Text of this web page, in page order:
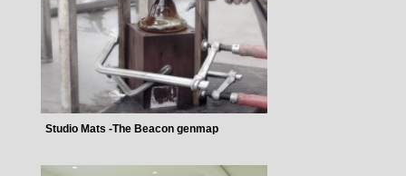
Studio Mats -The Beacon genmap